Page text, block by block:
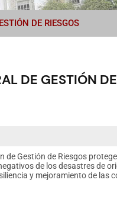
DE RIESGOS
DE GESTIÓN
de Gestión de Riesgos
de los desastres de
y mejoramiento de